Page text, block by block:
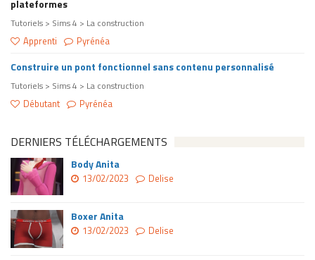
plateformes
Tutoriels > Sims 4 > La construction
Apprenti Pyrénéa
Construire un pont fonctionnel sans contenu personnalisé
Tutoriels > Sims 4 > La construction
Débutant Pyrénéa
DERNIERS TÉLÉCHARGEMENTS
Body Anita
13/02/2023 Delise
Boxer Anita
13/02/2023 Delise